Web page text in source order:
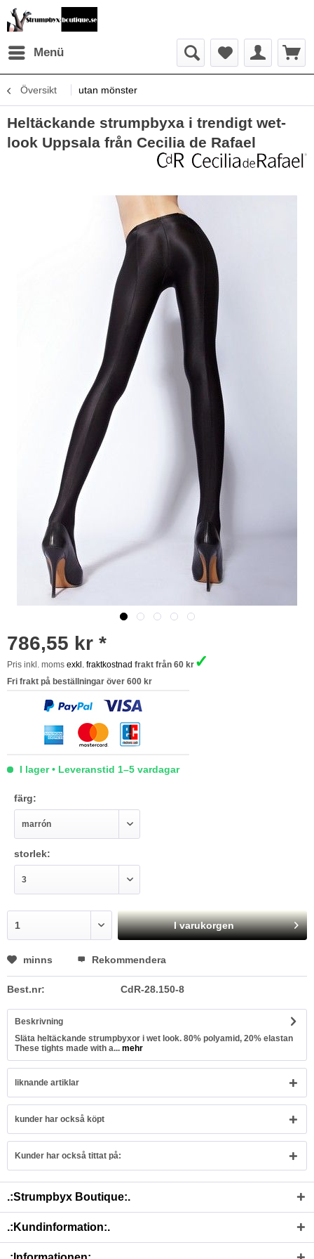
Menü
Översikt utan mönster
Heltäckande strumpbyxa i trendigt wet-
look Uppsala från Cecilia de Rafael
786,55 kr *
Pris inkl. moms exkl. fraktkostnad frakt från 60 kr ✓
Fri frakt på beställningar över 600 kr
I lager • Leveranstid 1–5 vardagar
färg:
storlek:
I varukorgen
minns Rekommendera
Best.nr: CdR-28.150-8
Beskrivning
Släta heltäckande strumpbyxor i wet look. 80% polyamid, 20% elastan
These tights made with a... mehr
liknande artiklar
kunder har också köpt
Kunder har också tittat på:
.:Strumpbyx Boutique:.
.:Kundinformation:.